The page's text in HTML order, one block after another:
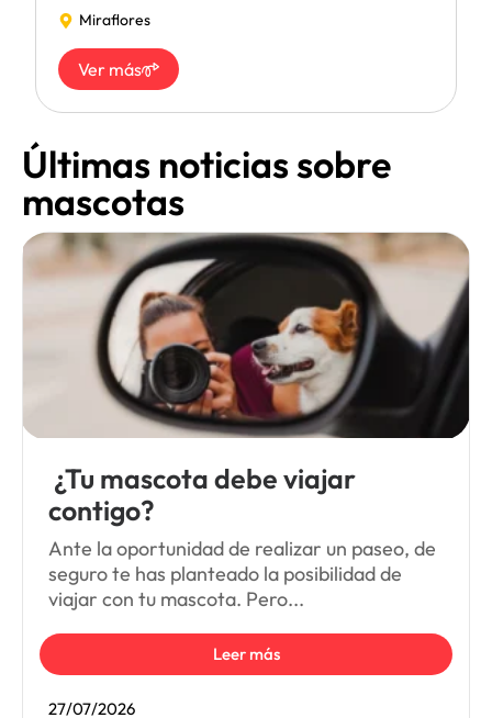
Miraflores
Ver más
Últimas noticias sobre
mascotas
¿Tu mascota debe viajar
contigo?
Ante la oportunidad de realizar un paseo, de
seguro te has planteado la posibilidad de
viajar con tu mascota. Pero...
Leer más
27/07/2026